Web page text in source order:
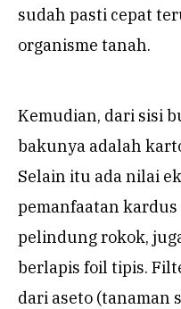
sudah pasti cepat
organisme tanah.
Kemudian, dari sisi
bakunya adalah
Selain itu ada nilai
pemanfaatan
pelindung rokok,
berlapis foil tipis.
dari aseto (tanaman